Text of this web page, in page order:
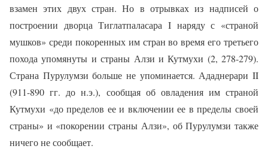
взамен этих двух стран. Но в отрывках из надписей о
построении дворца Тиглатпаласара I наряду с «страной
мушков» среди покоренных им стран во время его третьего
похода упомянуты и страны Алзи и Кутмухи (2, 278-279).
Страна Пурулумзи больше не упоминается. Ададнерари II
(911-890 гг. до н.э.), сообщая об овладения им страной
Кутмухи «до пределов ее и включении ее в пределы своей
страны» и «покорении страны Алзи», об Пурулумзи также
ничего не сообщает.